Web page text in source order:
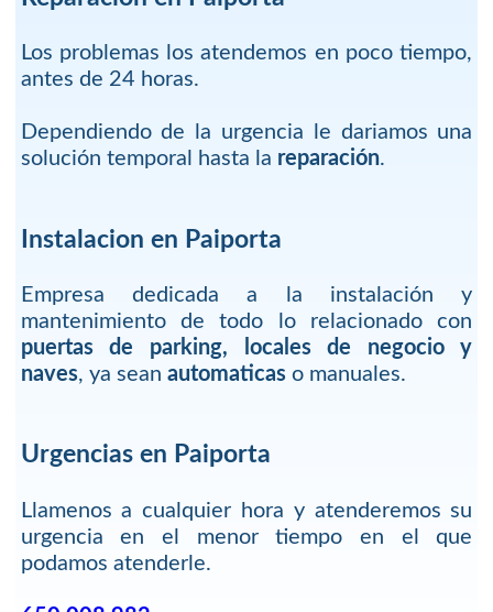
Los problemas los atendemos en poco tiempo,
antes de 24 horas.
Dependiendo de la urgencia le dariamos una
solución temporal hasta la reparación.
Instalacion en Paiporta
Empresa dedicada a la instalación y
mantenimiento de todo lo relacionado con
puertas de parking, locales de negocio y
naves, ya sean automaticaso manuales.
Urgencias en Paiporta
Llamenos a cualquier hora y atenderemos su
urgencia en el menor tiempo en el que
podamos atenderle.